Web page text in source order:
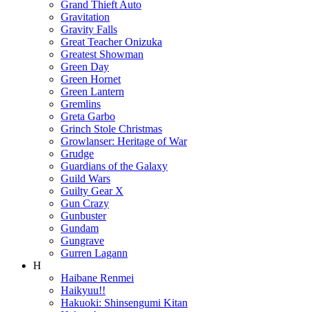
Grand Thieft Auto
Gravitation
Gravity Falls
Great Teacher Onizuka
Greatest Showman
Green Day
Green Hornet
Green Lantern
Gremlins
Greta Garbo
Grinch Stole Christmas
Growlanser: Heritage of War
Grudge
Guardians of the Galaxy
Guild Wars
Guilty Gear X
Gun Crazy
Gunbuster
Gundam
Gungrave
Gurren Lagann
H
Haibane Renmei
Haikyuu!!
Hakuoki: Shinsengumi Kitan